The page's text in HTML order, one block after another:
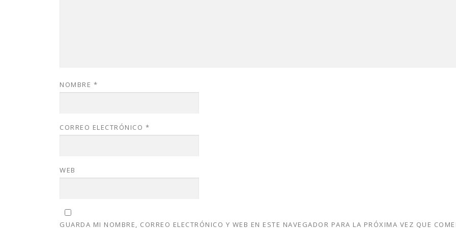
NOMBRE *
CORREO ELECTRÓNICO *
WEB
GUARDA MI NOMBRE, CORREO ELECTRÓNICO Y WEB EN ESTE NAVEGADOR PARA LA PRÓXIMA VEZ QUE